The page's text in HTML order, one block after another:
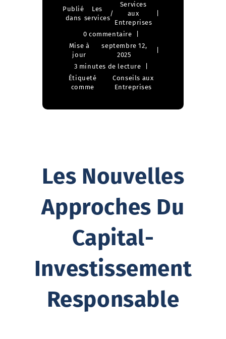
Publié
dans
Les
services
/
Services
aux
Entreprises
0 commentaire
Mise à
jour
septembre 12,
2025
3 minutes de lecture
Étiqueté
comme
Conseils aux
Entreprises
Les Nouvelles
Approches Du
Capital-
Investissement
Responsable